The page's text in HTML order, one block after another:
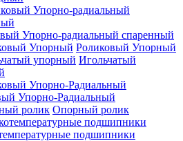
Упорно-радиальный спаренный
Роликовый Упорный
Игольчатый
Упорно-Радиальный
Опорный ролик
подшипники